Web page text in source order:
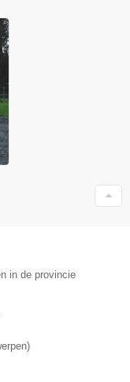
in de provincie
)